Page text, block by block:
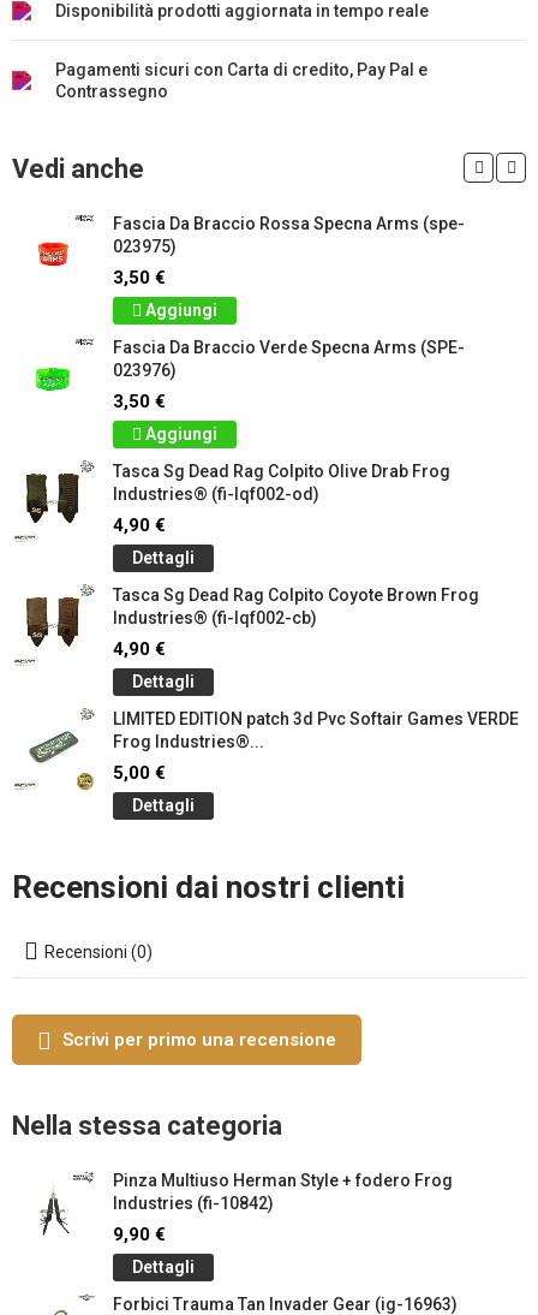
Disponibilità prodotti aggiornata in tempo reale
Pagamenti sicuri con Carta di credito, Pay Pal e
Contrassegno
Vedi anche
Fascia Da Braccio Rossa Specna Arms (spe-
023975)
3,50 €
Aggiungi
Fascia Da Braccio Verde Specna Arms (SPE-
023976)
3,50 €
Aggiungi
Tasca Sg Dead Rag Colpito Olive Drab Frog
Industries® (fi-lqf002-od)
4,90 €
Dettagli
Tasca Sg Dead Rag Colpito Coyote Brown Frog
Industries® (fi-lqf002-cb)
4,90 €
Dettagli
LIMITED EDITION patch 3d Pvc Softair Games VERDE
Frog Industries®...
5,00 €
Dettagli
Recensioni dai nostri clienti
Recensioni (0)
Scrivi per primo una recensione
Nella stessa categoria
Pinza Multiuso Herman Style + fodero Frog
Industries (fi-10842)
9,90 €
Dettagli
Forbici Trauma Tan Invader Gear (ig-16963)